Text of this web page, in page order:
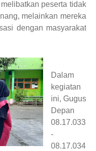
peserta tidak
melainkan mereka
dengan masyarakat
Dalam
kegiatan
ini, Gugus
Depan
08.17.033
-
08.17.034